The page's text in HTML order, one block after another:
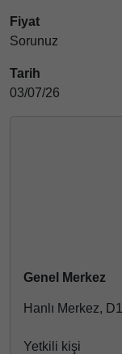
Fiyat
Sorunuz
Tarih
03/07/26
Genel Merkez
Hanlı Merkez,
Yetkili kişi